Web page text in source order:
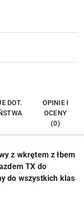
DOT.
OPINIE I
OCENY
(0)
z wkrętem z łbem
TX do
do wszystkich klas